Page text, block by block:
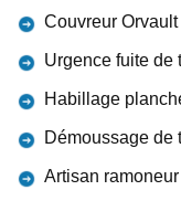
Couvreur Orvault
Urgence fuite de
Habillage
Démoussage de
Artisan